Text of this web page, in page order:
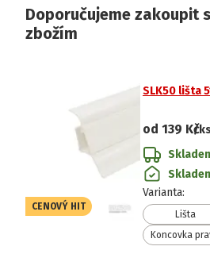
Doporučujeme zakoupit
zbožím
CENOVÝ HIT
SLK50 lišta
od 139 Kč/ks
Varianta:
Lišta
Koncovka